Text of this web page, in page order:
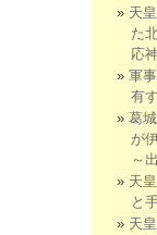
天
た
応
軍
有
葛
が
～
天
と
天